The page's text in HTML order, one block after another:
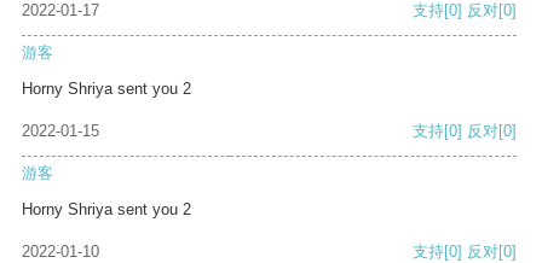
2022-01-17 支持[0] 反对[0]
游客
Horny Shriya sent you 2
2022-01-15 支持[0] 反对[0]
游客
Horny Shriya sent you 2
2022-01-10 支持[0] 反对[0]